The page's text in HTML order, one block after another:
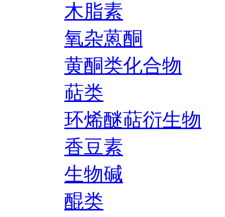
木脂素
氧杂蒽酮
黄酮类化合物
萜类
环烯醚萜衍生物
香豆素
生物碱
醌类